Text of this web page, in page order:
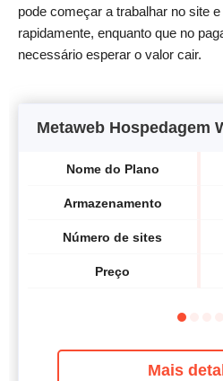
pode começar a trabalhar no site
rapidamente, enquanto que no
necessário esperar o valor cair.
Metaweb Hospedagem
Nome do Plano
Armazenamento
Número de sites
Preço
Mais